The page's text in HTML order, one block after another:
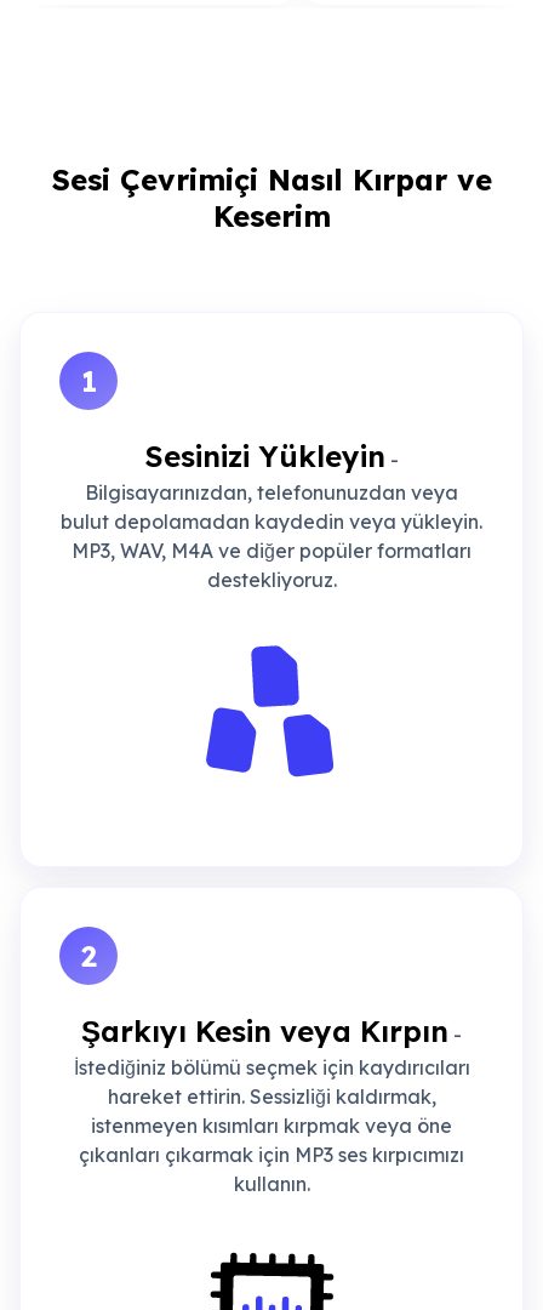
Sesi Çevrimiçi Nasıl Kırpar ve
Keserim
1
Sesinizi Yükleyin -
Bilgisayarınızdan, telefonunuzdan veya
bulut depolamadan kaydedin veya yükleyin.
MP3, WAV, M4A ve diğer popüler formatları
destekliyoruz.
2
Şarkıyı Kesin veya Kırpın -
İstediğiniz bölümü seçmek için kaydırıcıları
hareket ettirin. Sessizliği kaldırmak,
istenmeyen kısımları kırpmak veya öne
çıkanları çıkarmak için MP3 ses kırpıcımızı
kullanın.